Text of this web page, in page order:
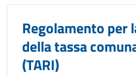
Regolamento per
della tassa
(TARI)